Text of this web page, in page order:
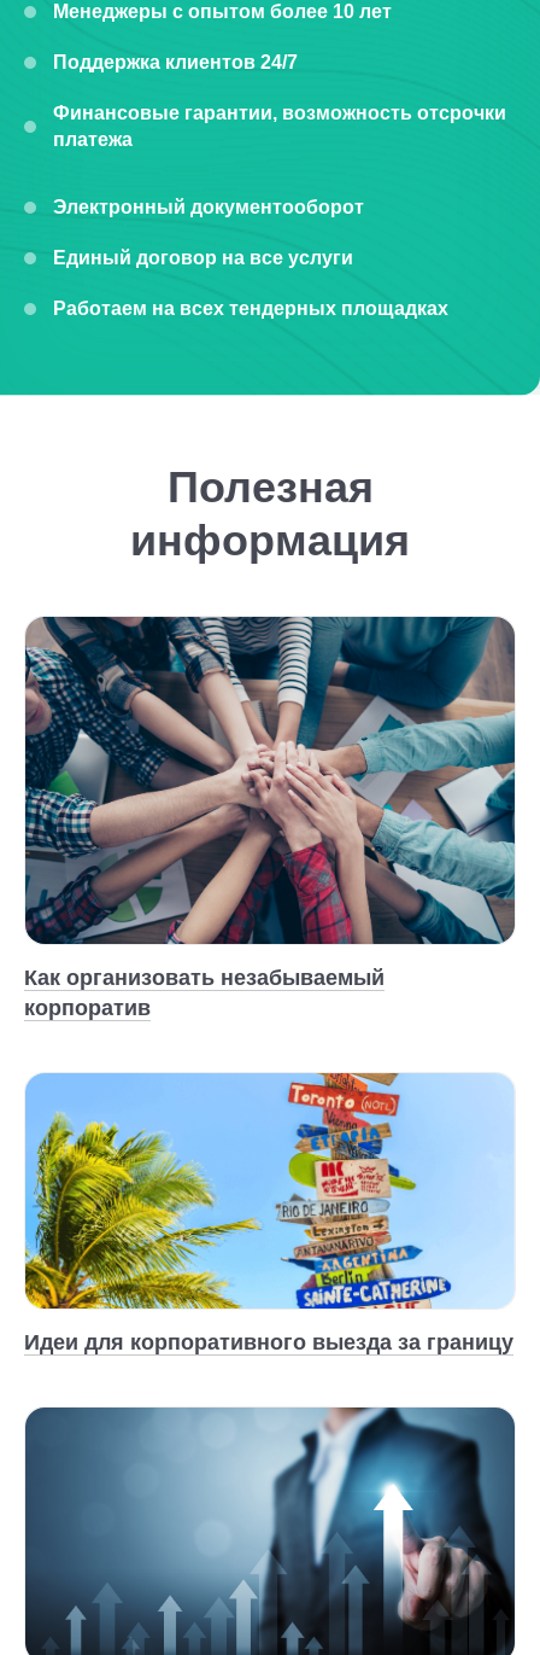
Менеджеры с опытом более 10 лет
Поддержка клиентов 24/7
Финансовые гарантии, возможность отсрочки
платежа
Электронный документооборот
Единый договор на все услуги
Работаем на всех тендерных площадках
Полезная
информация
Как организовать незабываемый
корпоратив
Идеи для корпоративного выезда за границу